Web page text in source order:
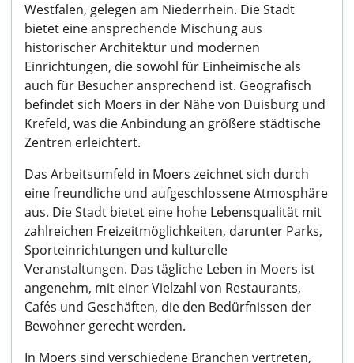
Westfalen, gelegen am Niederrhein. Die Stadt
bietet eine ansprechende Mischung aus
historischer Architektur und modernen
Einrichtungen, die sowohl für Einheimische als
auch für Besucher ansprechend ist. Geografisch
befindet sich Moers in der Nähe von Duisburg und
Krefeld, was die Anbindung an größere städtische
Zentren erleichtert.
Das Arbeitsumfeld in Moers zeichnet sich durch
eine freundliche und aufgeschlossene Atmosphäre
aus. Die Stadt bietet eine hohe Lebensqualität mit
zahlreichen Freizeitmöglichkeiten, darunter Parks,
Sporteinrichtungen und kulturelle
Veranstaltungen. Das tägliche Leben in Moers ist
angenehm, mit einer Vielzahl von Restaurants,
Cafés und Geschäften, die den Bedürfnissen der
Bewohner gerecht werden.
In Moers sind verschiedene Branchen vertreten,